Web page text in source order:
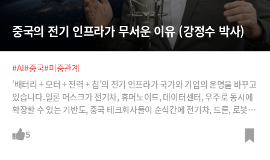
중국의 전기 인프라가 무서운 이유 (강정수 박사)
#AI#중국#미중관계
‘배터리 + 모터 + 전력 + 칩’의 전기 인프라가 국가와 기업의 운명을 바꾸고
있습니다.일론 머스크가 전기차, 휴머노이드, 데이터센터, 우주로 동시에
확장할 수 있는 기반도, 중국 테크회사들이 순식간에 전기차, 드론, 로봇,
기 인프라가 앞으로 산업패러다임을 어떻게 바꿀지 강정수 박사에게 들어
5